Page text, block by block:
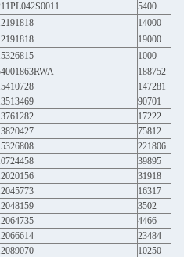
5400
14000
19000
1000
188752
147281
90701
17222
75812
221806
39895
31918
16317
3502
4466
23484
10250